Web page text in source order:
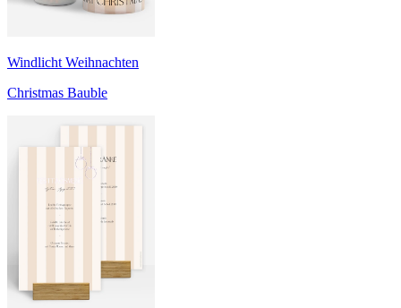
Windlicht Weihnachten
Christmas Bauble